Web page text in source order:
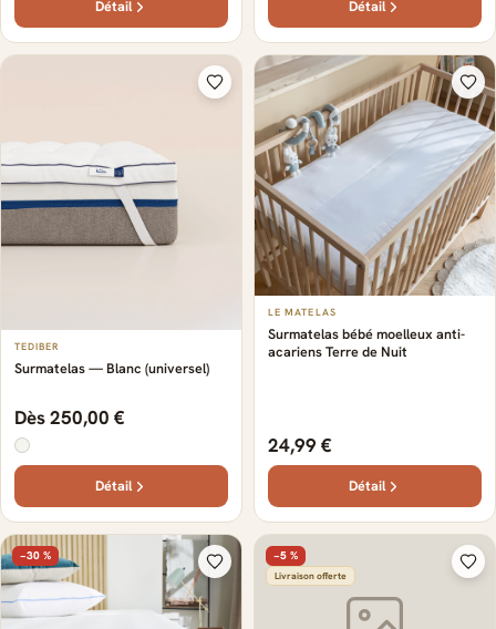
Détail Détail
TEDIBER
Surmatelas — Blanc (universel)
Dès 250,00 €
Détail
LE MATELAS
Surmatelas bébé moelleux anti-
acariens Terre de Nuit
24,99 €
Détail
−30 % −5 %
Livraison offerte